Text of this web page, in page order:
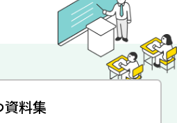
資料集